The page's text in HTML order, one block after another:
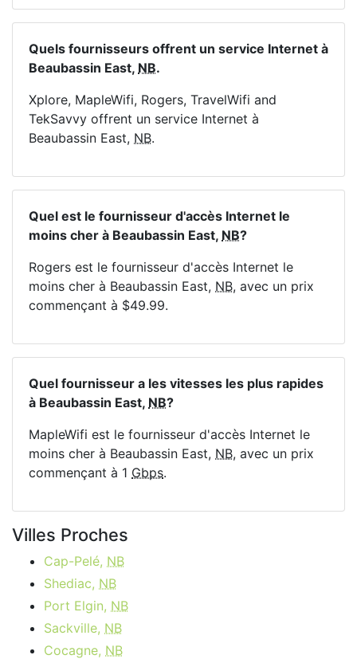
Quels fournisseurs offrent un service Internet à
Beaubassin East, NB.
Xplore, MapleWifi, Rogers, TravelWifi and
TekSavvy offrent un service Internet à
Beaubassin East, NB.
Quel est le fournisseur d'accès Internet le
moins cher à Beaubassin East, NB?
Rogers est le fournisseur d'accès Internet le
moins cher à Beaubassin East, NB, avec un prix
commençant à $49.99.
Quel fournisseur a les vitesses les plus rapides
à Beaubassin East, NB?
MapleWifi est le fournisseur d'accès Internet le
moins cher à Beaubassin East, NB, avec un prix
commençant à 1 Gbps.
Villes Proches
Cap-Pelé, NB
Shediac, NB
Port Elgin, NB
Sackville, NB
Cocagne, NB